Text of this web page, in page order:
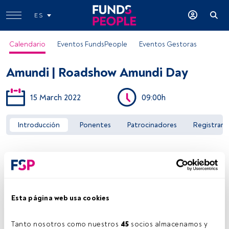
Esta página web usa cookies
Tanto nosotros como nuestros 45 socios almacenamos y
ES
Calendario Eventos FundsPeople Eventos Gestoras
Acceder a FundsPeople
Amundi | Roadshow Amundi Day
15 March 2022 09:00h
Introducción Ponentes Patrocinadores